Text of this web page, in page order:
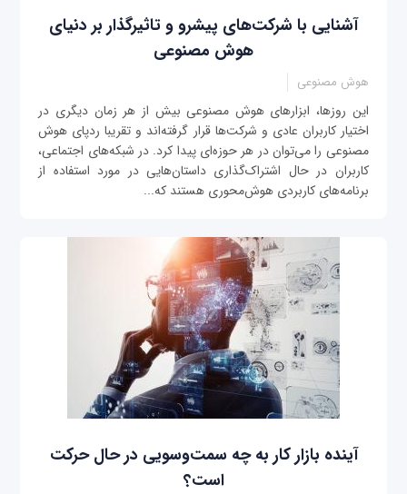
آشنایی با شرکت‌های پیشرو و تاثیرگذار بر دنیای
هوش مصنوعی
هوش مصنوعی
این ‌روزها، ابزارهای هوش مصنوعی بیش از هر زمان دیگری در
اختیار کاربران عادی و شرکت‌ها قرار گرفته‌اند و تقریبا ردپای هوش
مصنوعی را می‌توان در هر حوزه‌ای پیدا کرد. در شبکه‌های اجتماعی،
کاربران در حال اشتراک‌گذاری داستان‌هایی در مورد استفاده از
برنامه‌های کاربردی هوش‌محوری هستند که...
آینده بازار کار به چه سمت‌وسویی در حال حرکت
است؟